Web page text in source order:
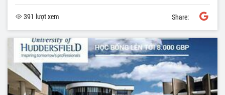
391 lượt xem Share: